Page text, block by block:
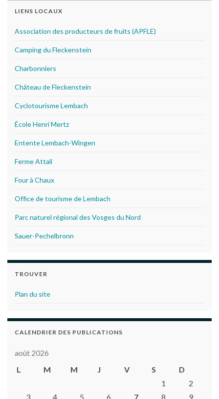
LIENS LOCAUX
Association des producteurs de fruits (APFLE)
Camping du Fleckenstein
Charbonniers
Château de Fleckenstein
Cyclotourisme Lembach
École Henri Mertz
Entente Lembach-Wingen
Ferme Attali
Four à Chaux
Office de tourisme de Lembach
Parc naturel régional des Vosges du Nord
Sauer-Pechelbronn
TROUVER
Plan du site
CALENDRIER DES PUBLICATIONS
août 2026
L
M M J V S
D
1
2
3
4 5 6 7 8 9